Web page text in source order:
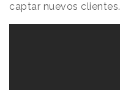
captar nuevos clientes.